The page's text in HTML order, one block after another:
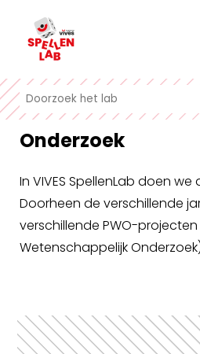
Onderzoek
In VIVES SpellenLab doen
Doorheen de verschillende
verschillende PWO-
Wetenschappelijk